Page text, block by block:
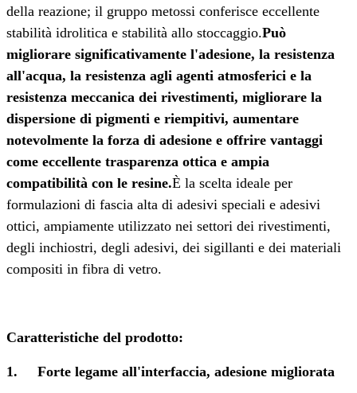
della reazione; il gruppo metossi conferisce eccellente
stabilità idrolitica e stabilità allo stoccaggio.Può
migliorare significativamente l'adesione, la resistenza
all'acqua, la resistenza agli agenti atmosferici e la
resistenza meccanica dei rivestimenti, migliorare la
dispersione di pigmenti e riempitivi, aumentare
notevolmente la forza di adesione e offrire vantaggi
come eccellente trasparenza ottica e ampia
compatibilità con le resine.È la scelta ideale per
formulazioni di fascia alta di adesivi speciali e adesivi
ottici, ampiamente utilizzato nei settori dei rivestimenti,
degli inchiostri, degli adesivi, dei sigillanti e dei materiali
compositi in fibra di vetro.
Caratteristiche del prodotto:
1. Forte legame all'interfaccia, adesione migliorata